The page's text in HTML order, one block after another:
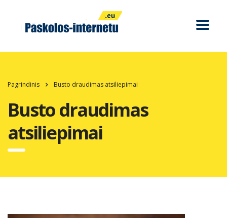
Pagrindinis Busto draudimas atsiliepimai
Busto draudimas
atsiliepimai